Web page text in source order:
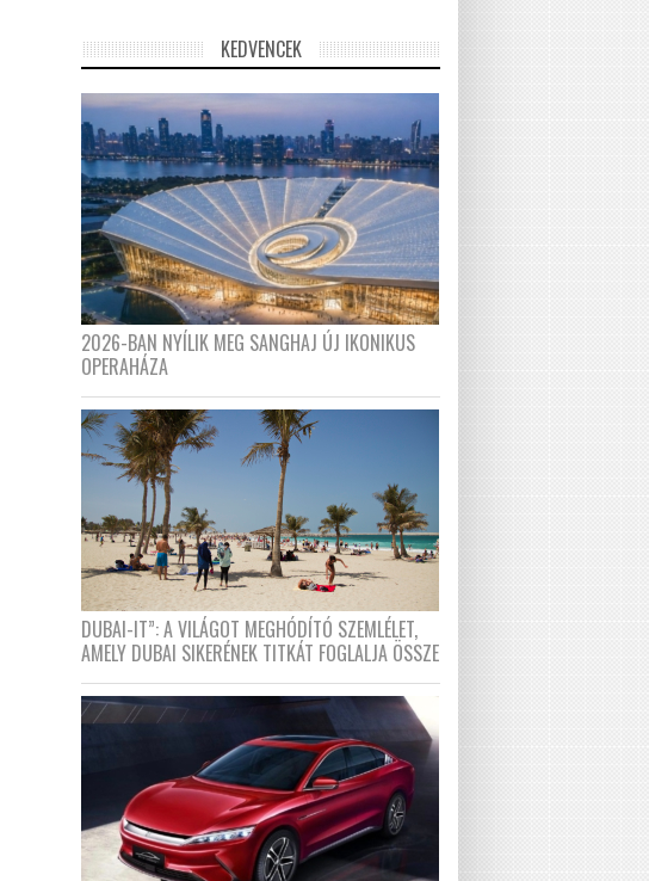
KEDVENCEK
2026-BAN NYÍLIK MEG SANGHAJ ÚJ IKONIKUS
OPERAHÁZA
DUBAI-IT”: A VILÁGOT MEGHÓDÍTÓ SZEMLÉLET,
AMELY DUBAI SIKERÉNEK TITKÁT FOGLALJA ÖSSZE